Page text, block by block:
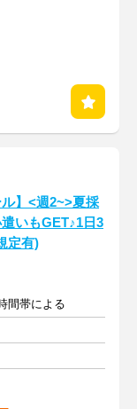
ル】<週2~>夏採
いもGET♪1日3
定有)
間帯による